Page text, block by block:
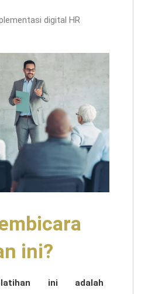
digital HR
ini?
ini adalah